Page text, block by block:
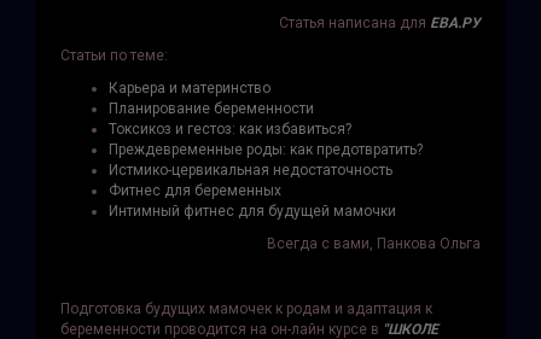
Статья написана для ЕВА.РУ
Статьи по теме:
Карьера и материнство
Планирование беременности
Токсикоз и гестоз: как избавиться?
Преждевременные роды: как предотвратить?
Истмико-цервикальная недостаточность
Фитнес для беременных
Интимный фитнес для будущей мамочки
Всегда с вами, Панкова Ольга
Подготовка будущих мамочек к родам и адаптация к
беременности проводится на он-лайн курсе в "ШКОЛЕ